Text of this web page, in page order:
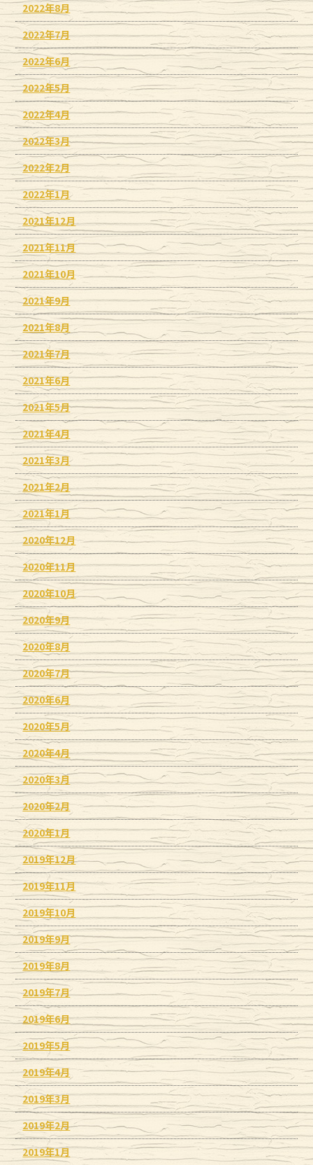
2022年8月
2022年7月
2022年6月
2022年5月
2022年4月
2022年3月
2022年2月
2022年1月
2021年12月
2021年11月
2021年10月
2021年9月
2021年8月
2021年7月
2021年6月
2021年5月
2021年4月
2021年3月
2021年2月
2021年1月
2020年12月
2020年11月
2020年10月
2020年9月
2020年8月
2020年7月
2020年6月
2020年5月
2020年4月
2020年3月
2020年2月
2020年1月
2019年12月
2019年11月
2019年10月
2019年9月
2019年8月
2019年7月
2019年6月
2019年5月
2019年4月
2019年3月
2019年2月
2019年1月